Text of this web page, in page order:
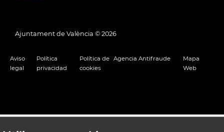
Ajuntament de València © 2026
Aviso
legal
Política
privacidad
Política de
cookies
Agencia Antifraude
Mapa
Web